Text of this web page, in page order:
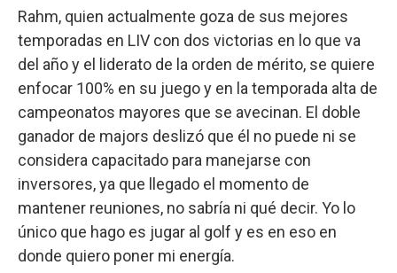
Rahm, quien actualmente goza de sus mejores
temporadas en LIV con dos victorias en lo que va
del año y el liderato de la orden de mérito, se quiere
enfocar 100% en su juego y en la temporada alta de
campeonatos mayores que se avecinan. El doble
ganador de majors deslizó que él no puede ni se
considera capacitado para manejarse con
inversores, ya que llegado el momento de
mantener reuniones, no sabría ni qué decir. Yo lo
único que hago es jugar al golf y es en eso en
donde quiero poner mi energía.